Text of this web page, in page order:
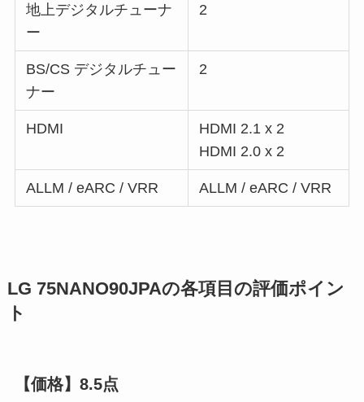
地上デジタルチューナ
ー
2
BS/CS デジタルチュー
ナー
2
HDMI
HDMI 2.1 x 2
HDMI 2.0 x 2
ALLM / eARC / VRR ALLM / eARC / VRR
LG 75NANO90JPAの各項目の評価ポイン
ト
【価格】8.5点